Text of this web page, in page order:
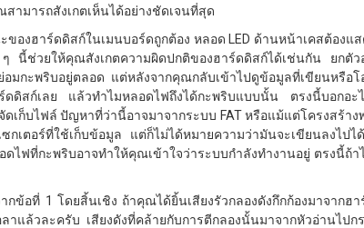
มารถสังเกตเห็นได้อย่างชัดเจนที่สุด
งฮาร์ดดิสก์ในเมนบอร์ดถูกต้อง หลอด LED ด้านหน้าเคสต้องแส
นี้ช่วยให้คุณสังเกตความผิดปกติของฮาร์ดดิสก์ได้เช่นกัน ยกตั
มกะพริบอยู่ตลอด แต่หลังจากคุณกลับเข้าไปดูข้อมูลที่เขียนหรือโ
ดดิสก์เลย แล้วทำไมหลอดไฟถึงได้กะพริบแบบนั้น ตรงนี้บอกอะไ
เก็บไฟล์ ปัญหาที่ว่านี้อาจมาจากระบบ FAT หรือแม้แต่โครงสร้าง
เตอร์ที่ใช้เก็บข้อมูล แต่ก็ไม่ได้หมายความว่ามันจะเขียนลงไปได้
ฟที่กะพริบอาจทำให้คุณเข้าใจว่าระบบกำลังทำงานอยู่ ตรงนี้ถ้า
ข้อที่ 1 โดยสิ้นเชิง ถ้าคุณได้ยิ้นเสียงรัวกลองดังกึกก้องมาจากฮ
แล้วละครับ เสียงดังที่คล้ายกับการตีกลองนั้นมาจากหัวอ่านไปก